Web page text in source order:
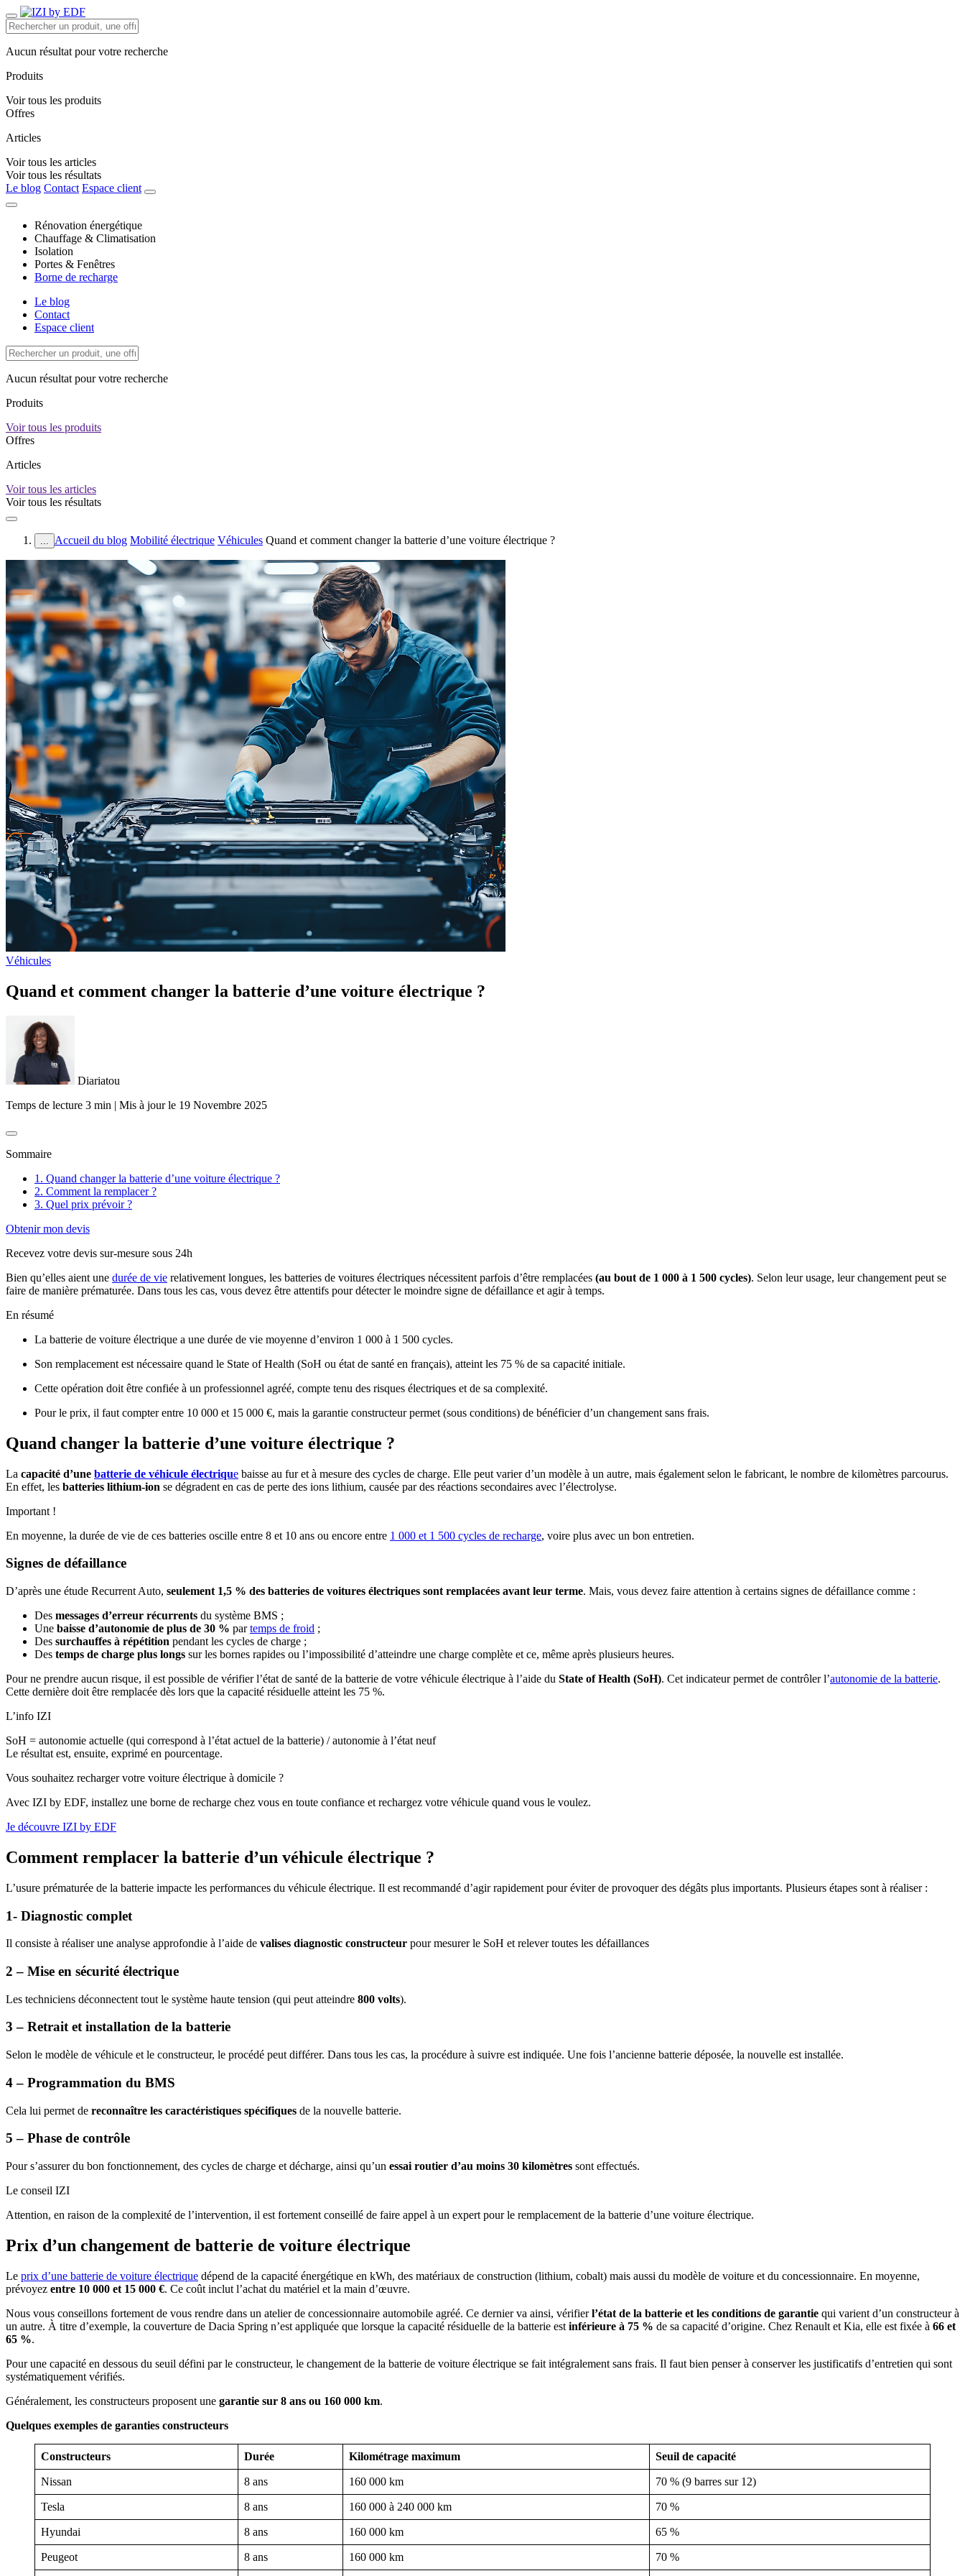
Aucun résultat pour votre recherche
Produits
Voir tous les produits
Offres
Articles
Voir tous les articles
Voir tous les résultats
Le blog Contact Espace client
Rénovation énergétique
Chauffage & Climatisation
Isolation
Portes & Fenêtres
Borne de recharge
Le blog
Contact
Espace client
Aucun résultat pour votre recherche
Produits
Voir tous les produits
Offres
Articles
Voir tous les articles
Voir tous les résultats
... Accueil du blog Mobilité électrique Véhicules Quand et comment changer la batterie d’une voiture électrique ?
Véhicules
Quand et comment changer la batterie d’une voiture électrique ?
Diariatou
Temps de lecture 3 min | Mis à jour le 19 Novembre 2025
Sommaire
1. Quand changer la batterie d’une voiture électrique ?
2. Comment la remplacer ?
3. Quel prix prévoir ?
Obtenir mon devis
Recevez votre devis sur-mesure sous 24h
Bien qu’elles aient une durée de vie relativement longues, les batteries de voitures électriques nécessitent parfois d’être remplacées (au bout de 1 000 à 1 500 cycles). Selon leur usage, leur changement peut se
faire de manière prématurée. Dans tous les cas, vous devez être attentifs pour détecter le moindre signe de défaillance et agir à temps.
En résumé
La batterie de voiture électrique a une durée de vie moyenne d’environ 1 000 à 1 500 cycles.
Son remplacement est nécessaire quand le State of Health (SoH ou état de santé en français), atteint les 75 % de sa capacité initiale.
Cette opération doit être confiée à un professionnel agréé, compte tenu des risques électriques et de sa complexité.
Pour le prix, il faut compter entre 10 000 et 15 000 €, mais la garantie constructeur permet (sous conditions) de bénéficier d’un changement sans frais.
Quand changer la batterie d’une voiture électrique ?
La capacité d’une batterie de véhicule électrique baisse au fur et à mesure des cycles de charge. Elle peut varier d’un modèle à un autre, mais également selon le fabricant, le nombre de kilomètres parcourus.
En effet, les batteries lithium-ion se dégradent en cas de perte des ions lithium, causée par des réactions secondaires avec l’électrolyse.
Important !
En moyenne, la durée de vie de ces batteries oscille entre 8 et 10 ans ou encore entre 1 000 et 1 500 cycles de recharge, voire plus avec un bon entretien.
Signes de défaillance
D’après une étude Recurrent Auto, seulement 1,5 % des batteries de voitures électriques sont remplacées avant leur terme. Mais, vous devez faire attention à certains signes de défaillance comme :
Des messages d’erreur récurrents du système BMS ;
Une baisse d’autonomie de plus de 30 % partemps de froid ;
Des surchauffes à répétition pendant les cycles de charge ;
Des temps de charge plus longs sur les bornes rapides ou l’impossibilité d’atteindre une charge complète et ce, même après plusieurs heures.
Pour ne prendre aucun risque, il est possible de vérifier l’état de santé de la batterie de votre véhicule électrique à l’aide du State of Health (SoH). Cet indicateur permet de contrôler l’autonomie de la batterie.
Cette dernière doit être remplacée dès lors que la capacité résiduelle atteint les 75 %.
L’info IZI
SoH = autonomie actuelle (qui correspond à l’état actuel de la batterie) / autonomie à l’état neuf
Le résultat est, ensuite, exprimé en pourcentage.
Vous souhaitez recharger votre voiture électrique à domicile ?
Avec IZI by EDF, installez une borne de recharge chez vous en toute confiance et rechargez votre véhicule quand vous le voulez.
Je découvre IZI by EDF
Comment remplacer la batterie d’un véhicule électrique ?
L’usure prématurée de la batterie impacte les performances du véhicule électrique. Il est recommandé d’agir rapidement pour éviter de provoquer des dégâts plus importants. Plusieurs étapes sont à réaliser :
1- Diagnostic complet
Il consiste à réaliser une analyse approfondie à l’aide de valises diagnostic constructeur pour mesurer le SoH et relever toutes les défaillances
2 – Mise en sécurité électrique
Les techniciens déconnectent tout le système haute tension (qui peut atteindre 800 volts).
3 – Retrait et installation de la batterie
Selon le modèle de véhicule et le constructeur, le procédé peut différer. Dans tous les cas, la procédure à suivre est indiquée. Une fois l’ancienne batterie déposée, la nouvelle est installée.
4 – Programmation du BMS
Cela lui permet de reconnaître les caractéristiques spécifiques de la nouvelle batterie.
5 – Phase de contrôle
Pour s’assurer du bon fonctionnement, des cycles de charge et décharge, ainsi qu’un essai routier d’au moins 30 kilomètres sont effectués.
Le conseil IZI
Attention, en raison de la complexité de l’intervention, il est fortement conseillé de faire appel à un expert pour le remplacement de la batterie d’une voiture électrique.
Prix d’un changement de batterie de voiture électrique
Le prix d’une batterie de voiture électrique dépend de la capacité énergétique en kWh, des matériaux de construction (lithium, cobalt) mais aussi du modèle de voiture et du concessionnaire. En moyenne,
prévoyez entre 10 000 et 15 000 €. Ce coût inclut l’achat du matériel et la main d’œuvre.
Nous vous conseillons fortement de vous rendre dans un atelier de concessionnaire automobile agréé. Ce dernier va ainsi, vérifierl’état de la batterie et les conditions de garantie qui varient d’un constructeur à
un autre. À titre d’exemple, la couverture de Dacia Spring n’est appliquée que lorsque la capacité résiduelle de la batterie est inférieure à 75 % de sa capacité d’origine. Chez Renault et Kia, elle est fixée à 66 et
65 %.
Pour une capacité en dessous du seuil défini par le constructeur, le changement de la batterie de voiture électrique se fait intégralement sans frais. Il faut bien penser à conserver les justificatifs d’entretien qui sont
systématiquement vérifiés.
Généralement, les constructeurs proposent une garantie sur 8 ans ou 160 000 km.
Quelques exemples de garanties constructeurs
Constructeurs Durée Kilométrage maximum Seuil de capacité
Nissan 8 ans 160 000 km 70 % (9 barres sur 12)
Tesla 8 ans 160 000 à 240 000 km 70 %
Hyundai 8 ans 160 000 km 65 %
Peugeot 8 ans 160 000 km 70 %